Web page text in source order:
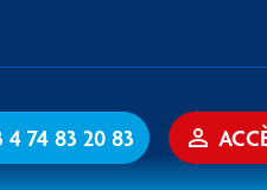
4 74 83 20 83 person_outline